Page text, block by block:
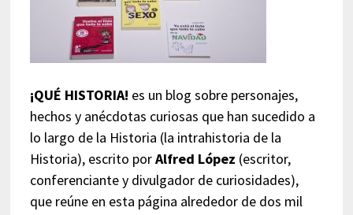
¡QUÉ HISTORIA! es un blog sobre personajes,
hechos y anécdotas curiosas que han sucedido a
lo largo de la Historia (la intrahistoria de la
Historia), escrito porAlfred López (escritor,
conferenciante y divulgador de curiosidades),
que reúne en esta página alrededor de dos mil